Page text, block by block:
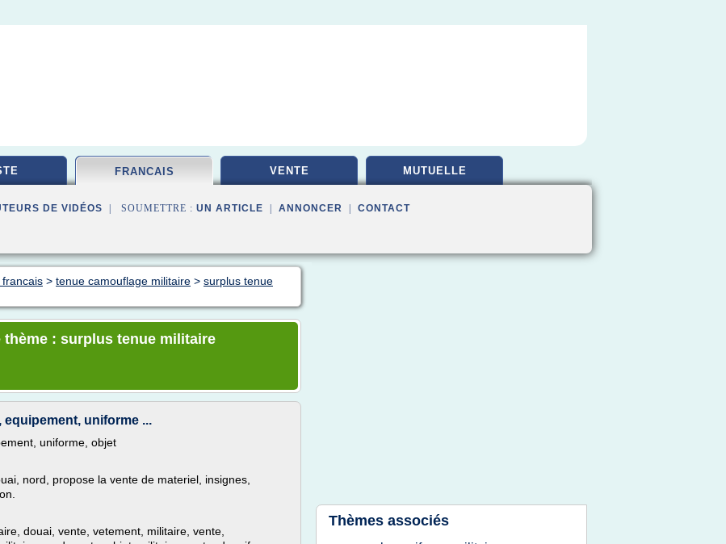
FRANCAIS VENTE MUTUELLE
DE VIDÉOS | SOUMETTRE : UN ARTICLE ANNONCER CONTACT
> tenue camouflage militaire > surplus tenue
: surplus tenue militaire
uniforme ...
uniforme, objet
nord, propose la vente de materiel, insignes,
douai, vente, vetement, militaire, vente,
Thèmes associés